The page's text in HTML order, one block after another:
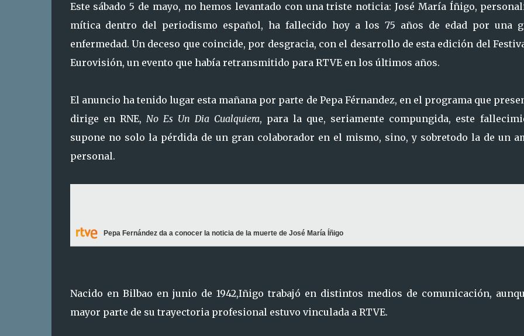
Este sábado 5 de mayo, no hemos levantado con una triste noticia: José María Íñigo,
mítica dentro del periodismo español, ha fallecido hoy a los 75 años de edad por una
enfermedad. Un deceso que coincide, por desgracia, con el desarrollo de esta edición del
Eurovisión, un evento que había retransmitido para RTVE en los últimos años.
El anuncio ha tenido lugar esta mañana por parte de Pepa Férnandez, en el programa que
dirige en RNE, No Es Un Dia Cualquiera, para la que, seriamente compungida, este
supone no solo la pérdida de un gran colaborador en el mismo, sino, y sobretodo la de un
personal.
Pepa Fernández da a conocer la noticia de la muerte de José María Íñigo
Nacido en Bilbao en junio de 1942,Iñigo trabajó en distintos medios de comunicación,
mayor parte de su trayectoria profesional estuvo vinculada a RTVE.